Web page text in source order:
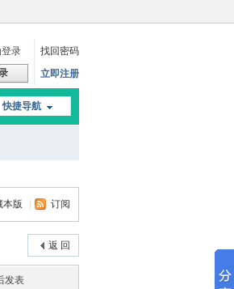
登录
找回密码
立即注册
快捷导航
本版 订阅
返 回
发表